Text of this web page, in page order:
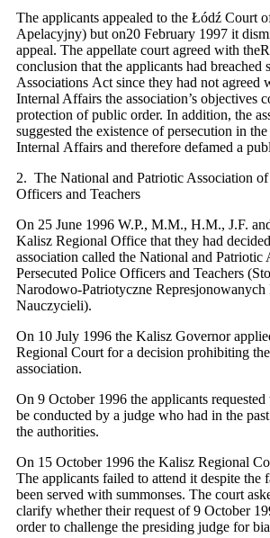
The applicants appealed to the Łódź Court
Apelacyjny) but on20 February 1997 it
appeal. The appellate court agreed with
conclusion that the applicants had breached
Associations Act since they had not agreed
Internal Affairs the association’s objectives
protection of public order. In addition, the
suggested the existence of persecution in
Internal Affairs and therefore defamed a
2. The National and Patriotic Association of
Officers and Teachers
On 25 June 1996 W.P., M.M., H.M., J.F.
Kalisz Regional Office that they had
association called the National and Patriotic
Persecuted Police Officers and Teachers
Narodowo-Patriotyczne
Nauczycieli).
On 10 July 1996 the Kalisz Governor
Regional Court for a decision prohibiting
association.
On 9 October 1996 the applicants requested
be conducted by a judge who had in the
the authorities.
On 15 October 1996 the Kalisz Regional
The applicants failed to attend it despite the
been served with summonses. The court
clarify whether their request of 9 October
order to challenge the presiding judge for